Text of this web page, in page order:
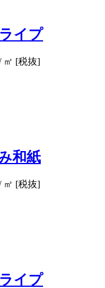
イプ
㎡ [税抜]
和紙
㎡ [税抜]
イプ